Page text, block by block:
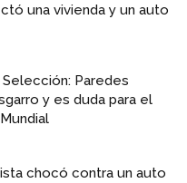
una vivienda y un auto
Selección: Paredes
y es duda para el
chocó contra un auto